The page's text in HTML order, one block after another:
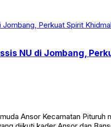
NU di Jombang,
Ansor Kecamatan